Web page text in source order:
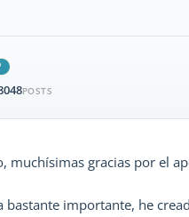
POSTS
muchísimas gracias por el
bastante importante, he